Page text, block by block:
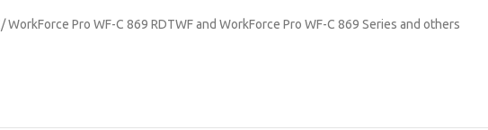
Pro WF-C 869 RDTWF and WorkForce Pro WF-C 869 Series and others